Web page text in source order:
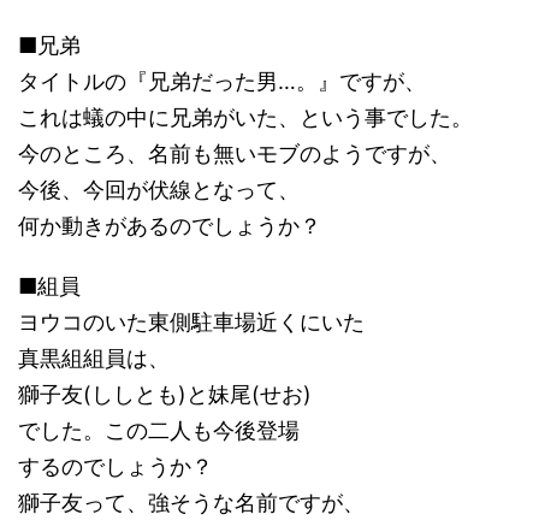
■兄弟
タイトルの『兄弟だった男…。』ですが、
これは蟻の中に兄弟がいた、という事でした。
今のところ、名前も無いモブのようですが、
今後、今回が伏線となって、
何か動きがあるのでしょうか？
■組員
ヨウコのいた東側駐車場近くにいた
真黒組組員は、
獅子友(ししとも)と妹尾(せお)
でした。この二人も今後登場
するのでしょうか？
獅子友って、強そうな名前ですが、